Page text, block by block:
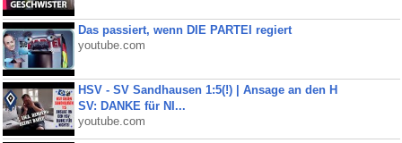
Das passiert, wenn DIE PARTEI regiert
youtube.com
HSV - SV Sandhausen 1:5(!) | Ansage an den H
SV: DANKE für NI...
youtube.com